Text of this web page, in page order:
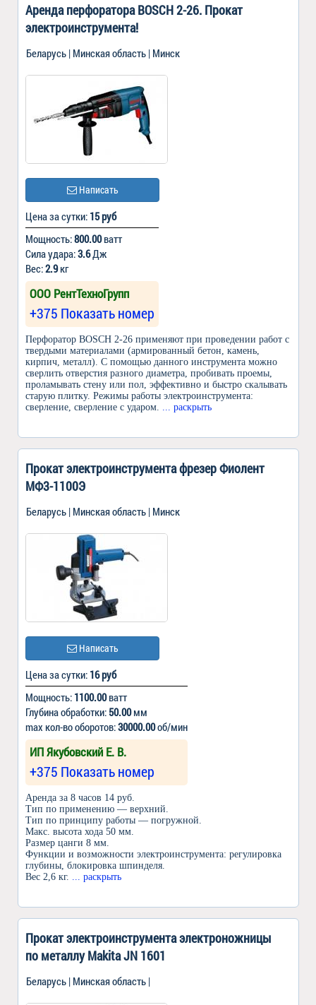
Аренда перфоратора BOSCH 2-26. Прокат
электроинструмента!
Беларусь | Минская область | Минск
Написать
Цена за сутки: 15 руб
Мощность:800.00ватт
Сила удара:3.6Дж
Вес:2.9кг
ООО РентТехноГрупп
+375 Показать номер
Перфоратор BOSCH 2-26 применяют при проведении работ с
твердыми материалами (армированный бетон, камень,
кирпич, металл). С помощью данного инструмента можно
сверлить отверстия разного диаметра, пробивать проемы,
проламывать стену или пол, эффективно и быстро скалывать
старую плитку. Режимы работы электроинструмента:
сверление, сверление с ударом.
... раскрыть
Прокат электроинструмента фрезер Фиолент
МФ3-1100Э
Беларусь | Минская область | Минск
Написать
Цена за сутки: 16 руб
Мощность: 1100.00ватт
Глубина обработки: 50.00мм
max кол-во оборотов:30000.00об/мин
ИП Якубовский Е. В.
+375 Показать номер
Аренда за 8 часов 14 руб.
Тип по применению — верхний.
Тип по принципу работы — погружной.
Макс. высота хода 50 мм.
Размер цанги 8 мм.
Функции и возможности электроинструмента: регулировка
глубины, блокировка шпинделя.
Вес 2,6 кг.
... раскрыть
Прокат электроинструмента электроножницы
по металлу Makita JN 1601
Беларусь | Минская область |